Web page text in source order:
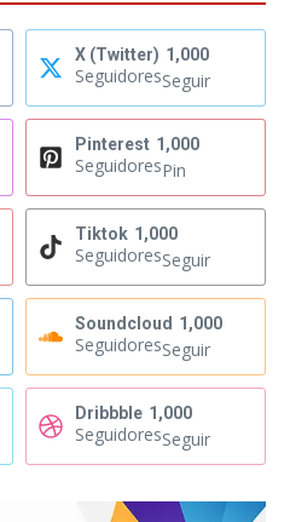
X (Twitter) 1,000
SeguidoresSeguir
Pinterest 1,000
SeguidoresPin
Tiktok 1,000
SeguidoresSeguir
Soundcloud 1,000
SeguidoresSeguir
Dribbble 1,000
SeguidoresSeguir